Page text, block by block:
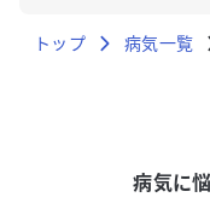
年 University of
トップ 病気一覧
病気に